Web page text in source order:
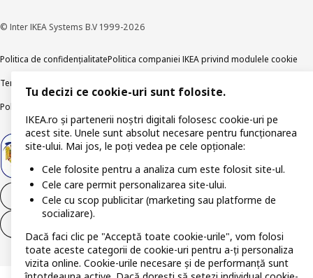
© Inter IKEA Systems B.V 1999-2026
Politica de confidențialitatePolitica companiei IKEA privind modulele cookie
Termeni și Condiții
Politica de publicare responsabilă
Retrage-te din contract
Tu decizi ce cookie-uri sunt folosite.
IKEA.ro și partenerii noștri digitali folosesc cookie-uri pe
acest site. Unele sunt absolut necesare pentru funcționarea
site-ului. Mai jos, le poți vedea pe cele opționale:
Cele folosite pentru a analiza cum este folosit site-ul.
Cele care permit personalizarea site-ului.
Cele cu scop publicitar (marketing sau platforme de
socializare).
Dacă faci clic pe "Acceptă toate cookie-urile", vom folosi
toate aceste categorii de cookie-uri pentru a-ți personaliza
vizita online. Cookie-urile necesare și de performanță sunt